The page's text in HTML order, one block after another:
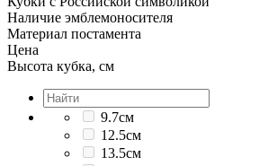
Наличие эмблемоносителя
Материал постамента
Цена
Высота кубка, см
9.7см
12.5см
13.5см